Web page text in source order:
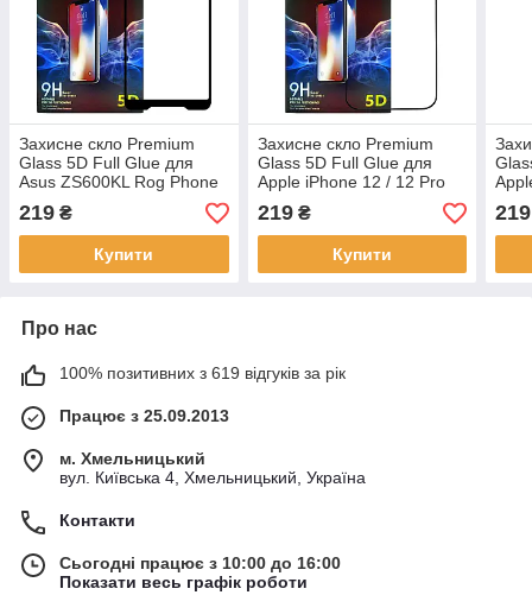
Захисне скло Premium
Glass 5D Full Glue для
Asus ZS600KL Rog Phone
Black
219 ₴
Купити
Захисне скло Premium
Glass 5D Full Glue для
Apple iPhone 12 / 12 Pro
Black
219₴
Купити
219
Про нас
100% позитивних з 619 відгуків за рік
Працює з 25.09.2013
м. Хмельницький
вул. Київська 4, Хмельницький, Україна
Контакти
Сьогодні працює з 10:00 до 16:00
Показати весь графік роботи